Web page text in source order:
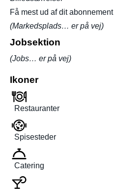
Få mest ud af dit abonnement
(Markedsplads… er på vej)
Jobsektion
(Jobs… er på vej)
Ikoner
Restauranter
Spisesteder
Catering